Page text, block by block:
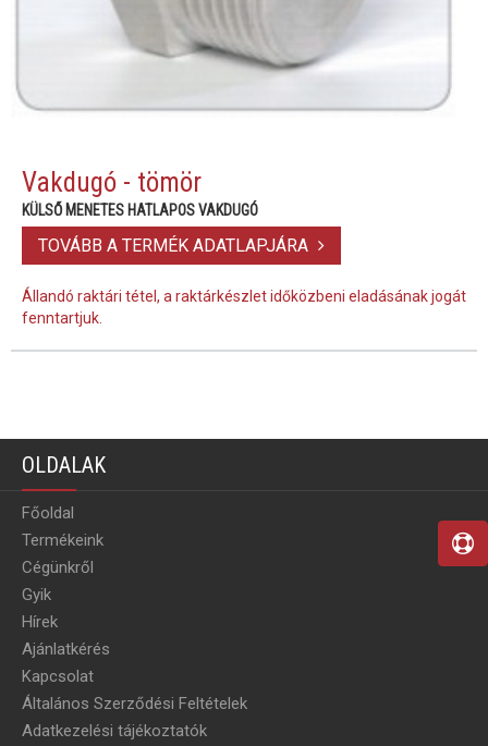
Vakdugó - tömör
KÜLSŐ MENETES HATLAPOS VAKDUGÓ
TOVÁBB A TERMÉK ADATLAPJÁRA
Állandó raktári tétel, a raktárkészlet időközbeni eladásának jogát
fenntartjuk.
OLDALAK
Főoldal
Termékeink
Cégünkről
Gyik
Hírek
Ajánlatkérés
Kapcsolat
Általános Szerződési Feltételek
Adatkezelési tájékoztatók